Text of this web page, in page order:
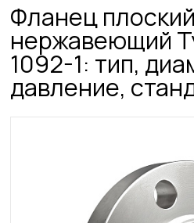
Фланец плоский
нержавеющий
1092-1: тип,
давление,